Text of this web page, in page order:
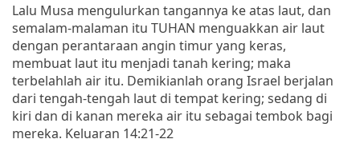
Lalu Musa mengulurkan tangannya ke atas laut, dan
semalam-malaman itu TUHAN menguakkan air laut
dengan perantaraan angin timur yang keras,
membuat laut itu menjadi tanah kering; maka
terbelahlah air itu. Demikianlah orang Israel berjalan
dari tengah-tengah laut di tempat kering; sedang di
kiri dan di kanan mereka air itu sebagai tembok bagi
mereka. Keluaran 14:21-22